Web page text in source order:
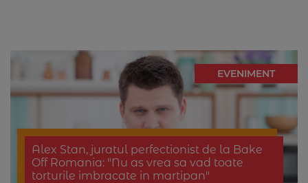
EVENIMENT
Alex Stan, juratul perfectionist de la Bake
Off Romania: "Nu as vrea sa vad toate
torturile imbracate in martipan"